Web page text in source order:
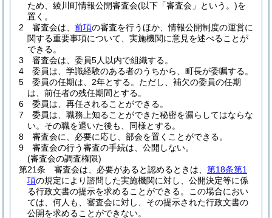
ため、綾川町情報公開審査会(以下「審査会」という。)を
置く。
2
審査会は、 前項の審査を行うほか、情報公開制度の運営に
関する重要事項について、実施機関に意見を述べることが
できる。
3
審査会は、委員5人以内で組織する。
4
委員は、学識経験のある者のうちから、町長が委嘱する。
5
委員の任期は、2年とする。 ただし、補欠の委員の任期
は、前任者の残任期間とする。
6
委員は、再任されることができる。
7
委員は、職務上知ることができた秘密を漏らしてはならな
い。 その職を退いた後も、同様とする。
8
審査会に、必要に応じ、部会を置くことができる。
9
審査会の行う審査の手続は、公開しない。
(審査会の調査権限)
第21条
審査会は、必要があると認めるときは、 第18条第1
項の規定により諮問した実施機関に対し、公開決定等に係
る行政文書の提示を求めることができる。
この場合におい
ては、何人も、審査会に対し、その提示された行政文書の
公開を求めることができない。